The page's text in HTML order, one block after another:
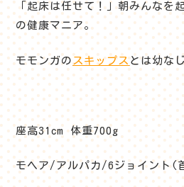
「起床は任せて！」朝みんなを
の健康マニア。
モモンガの スキップスとは幼な
座高31cm 体重700g
モヘア/アルパカ/6ジョイント(